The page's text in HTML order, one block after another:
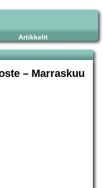
Artikkelit
– Marraskuu